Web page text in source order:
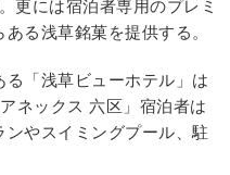
更には宿泊者専用のプレミ
る浅草銘菓を提供する。
「浅草ビューホテル」は
ネックス 六区」宿泊者は
ンやスイミングプール、駐